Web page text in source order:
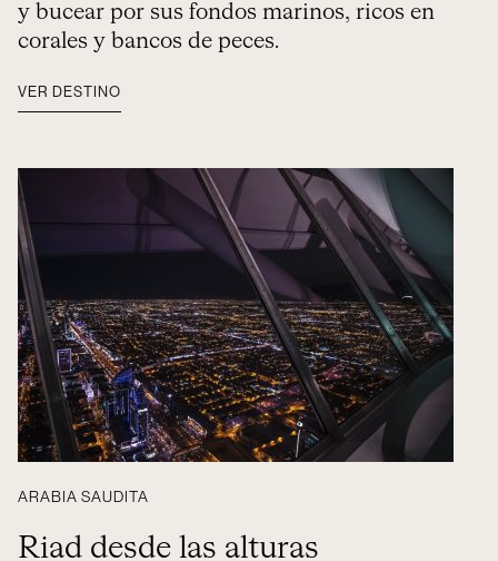
y bucear por sus fondos marinos, ricos en
corales y bancos de peces.
VER DESTINO
ARABIA SAUDITA
Riad desde las alturas